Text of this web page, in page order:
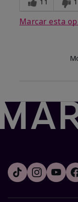
Marcar esta